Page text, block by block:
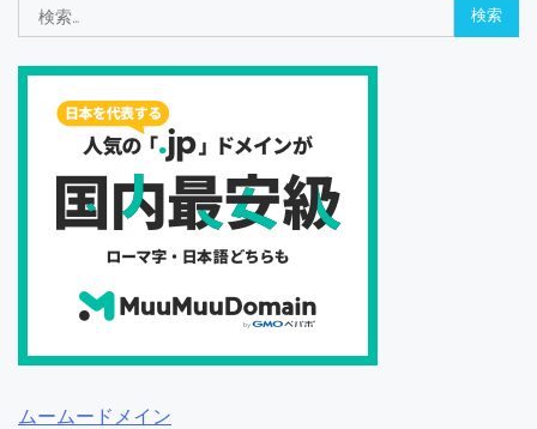
索:
ムームードメイン